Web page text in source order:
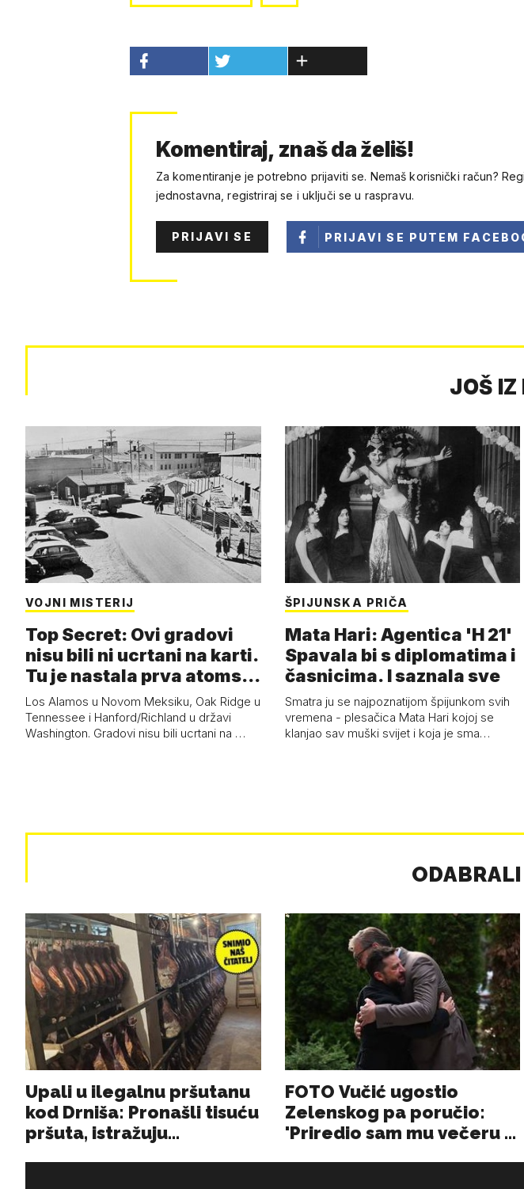
Komentiraj, znaš da želiš!
Za komentiranje je potrebno prijaviti se. Nemaš korisnički račun?
jednostavna, registriraj se i uključi se u raspravu.
PRIJAVI SE PRIJAVI SE PUTEM
JOŠ IZ
VOJNI MISTERIJ
Top Secret: Ovi gradovi
nisu bili ni ucrtani na karti.
Tu je nastala prva atoms…
Los Alamos u Novom Meksiku, Oak Ridge u
Tennessee i Hanford/Richland u državi
Washington. Gradovi nisu bili ucrtani na …
ŠPIJUNSKA PRIČA
Mata Hari: Agentica 'H 21'
Spavala bi s diplomatima i
časnicima. I saznala sve
Smatra ju se najpoznatijom špijunkom svih
vremena - plesačica Mata Hari kojoj se
klanjao sav muški svijet i koja je sma…